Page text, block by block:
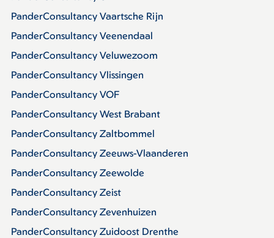
PanderConsultancy Vaartsche Rijn
PanderConsultancy Veenendaal
PanderConsultancy Veluwezoom
PanderConsultancy Vlissingen
PanderConsultancy VOF
PanderConsultancy West Brabant
PanderConsultancy Zaltbommel
PanderConsultancy Zeeuws-Vlaanderen
PanderConsultancy Zeewolde
PanderConsultancy Zeist
PanderConsultancy Zevenhuizen
PanderConsultancy Zuidoost Drenthe